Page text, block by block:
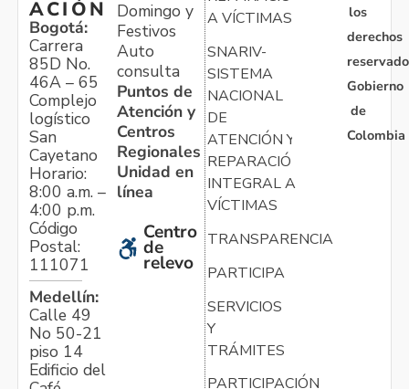
ACIÓN
Bogotá:
Carrera
85D No.
46A – 65
Complejo
logístico
San
Cayetano
Horario:
8:00 a.m. –
4:00 p.m.
Código
Postal:
111071
Medellín:
Calle 49
No 50-21
piso 14
Edificio del
Domingo y
Festivos
Auto
consulta
Puntos de
Atención y
Centros
Regionales
Unidad en
línea
Centro
de
relevo
A VÍCTIMAS
SNARIV-
SISTEMA
NACIONAL
DE
ATENCIÓN Y
REPARACIÓN
INTEGRAL A
VÍCTIMAS
TRANSPARENCIA
PARTICIPA
SERVICIOS
Y
TRÁMITES
PARTICIPACIÓN
los
derechos
Gobierno
de
Colombia